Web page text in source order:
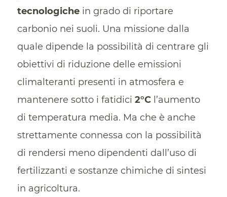
tecnologichein grado di riportare
carbonio nei suoli. Una missione dalla
quale dipende la possibilità di centrare gli
obiettivi di riduzione delle emissioni
climalteranti presenti in atmosfera e
mantenere sotto i fatidici 2°Cl’aumento
di temperatura media. Ma che è anche
strettamente connessa con la possibilità
di rendersi meno dipendenti dall’uso di
fertilizzanti e sostanze chimiche di sintesi
in agricoltura.